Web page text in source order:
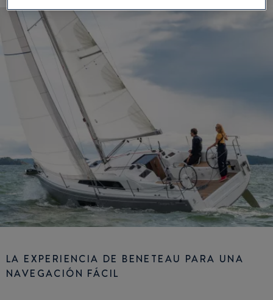
LA EXPERIENCIA DE BENETEAU PARA UNA
NAVEGACIÓN FÁCIL